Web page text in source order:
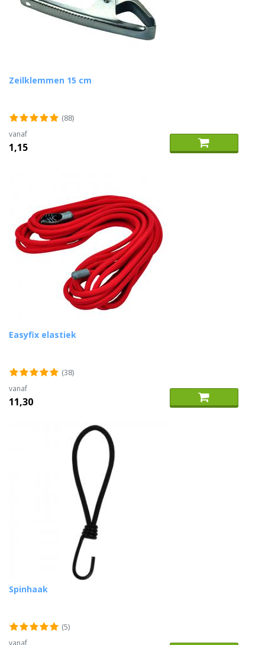
Zeilklemmen 15 cm
(88)
vanaf
1,15
Easyfix elastiek
(38)
vanaf
11,30
Spinhaak
(5)
vanaf